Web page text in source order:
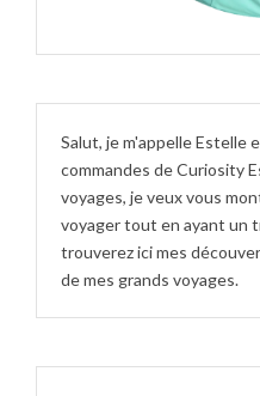
Salut, je m'appelle Estelle
commandes de Curiosity
voyages, je veux vous
voyager tout en ayant un
trouverez ici mes
de mes grands voyages.